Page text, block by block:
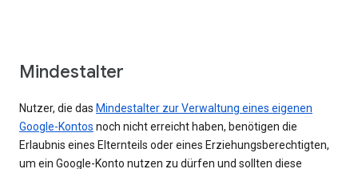
Mindestalter
Nutzer, die das Mindestalter zur Verwaltung eines eigenen
Google-Kontos noch nicht erreicht haben, benötigen die
Erlaubnis eines Elternteils oder eines Erziehungsberechtigten,
um ein Google-Konto nutzen zu dürfen und sollten diese